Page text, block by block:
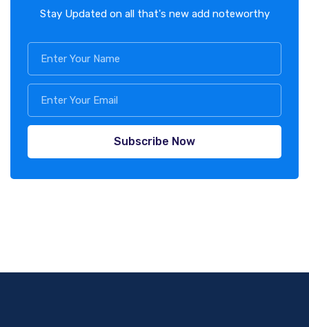
Stay Updated on all that's new add noteworthy
Subscribe Now